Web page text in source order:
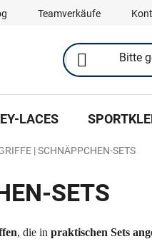
Teamverkäufe
LACES
| SCHNÄPPCHEN-SETS
SETS
, die in praktischen Sets